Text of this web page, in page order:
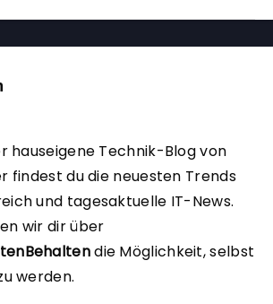
hauseigene Technik-Blog von
findest du die neuesten Trends
und tagesaktuelle IT-News.
wir dir über
die Möglichkeit, selbst
werden.